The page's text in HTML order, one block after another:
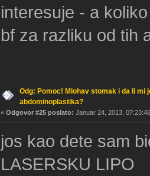
interesuje - a
bf za razliku od tih
Odg: Pomoc! Mlohav stomak i da li mi
abdominoplastika?
« Odgovor #25 poslato: Januar 24, 2013,
jos kao dete sam
LASERSKU LIPO